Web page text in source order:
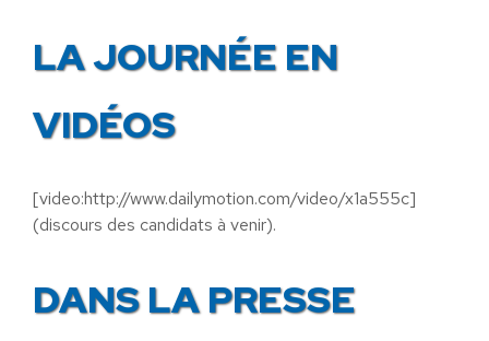
LA JOURNÉE EN
VIDÉOS
[video:http://www.dailymotion.com/video/x1a555c]
(discours des candidats à venir).
DANS LA PRESSE